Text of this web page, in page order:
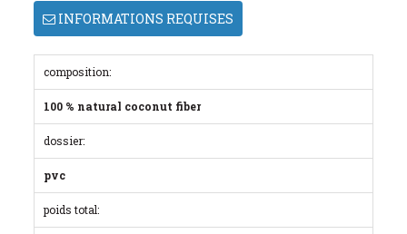
INFORMATIONS REQUISES
composition:
100 % natural coconut fiber
dossier:
pvc
poids total: